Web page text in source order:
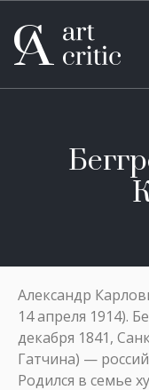
Александр
14 апреля 1914).
декабря 1841,
Гатчина) —
Родился в семье